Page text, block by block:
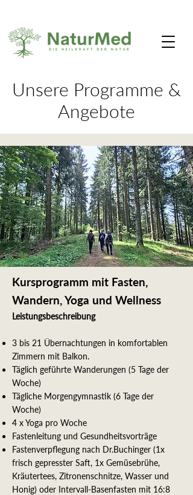
Unsere Programme &
Angebote
Kursprogramm mit Fasten,
Wandern, Yoga und Wellness
Leistungsbeschreibung
3 bis 21 Übernachtungen in komfortablen
Zimmern mit Balkon.
Täglich geführte Wanderungen (5 Tage der
Woche)
Tägliche Morgengymnastik (6 Tage der
Woche)
4 x Yoga pro Woche
Fastenleitung und Gesundheitsvorträge
Fastenverpflegung nach Dr.Buchinger (1x
frisch gepresster Saft, 1x Gemüsebrühe,
Kräutertees, Zitronenschnitze, Wasser und
Honig) oder Intervall-Basenfasten mit 16:8